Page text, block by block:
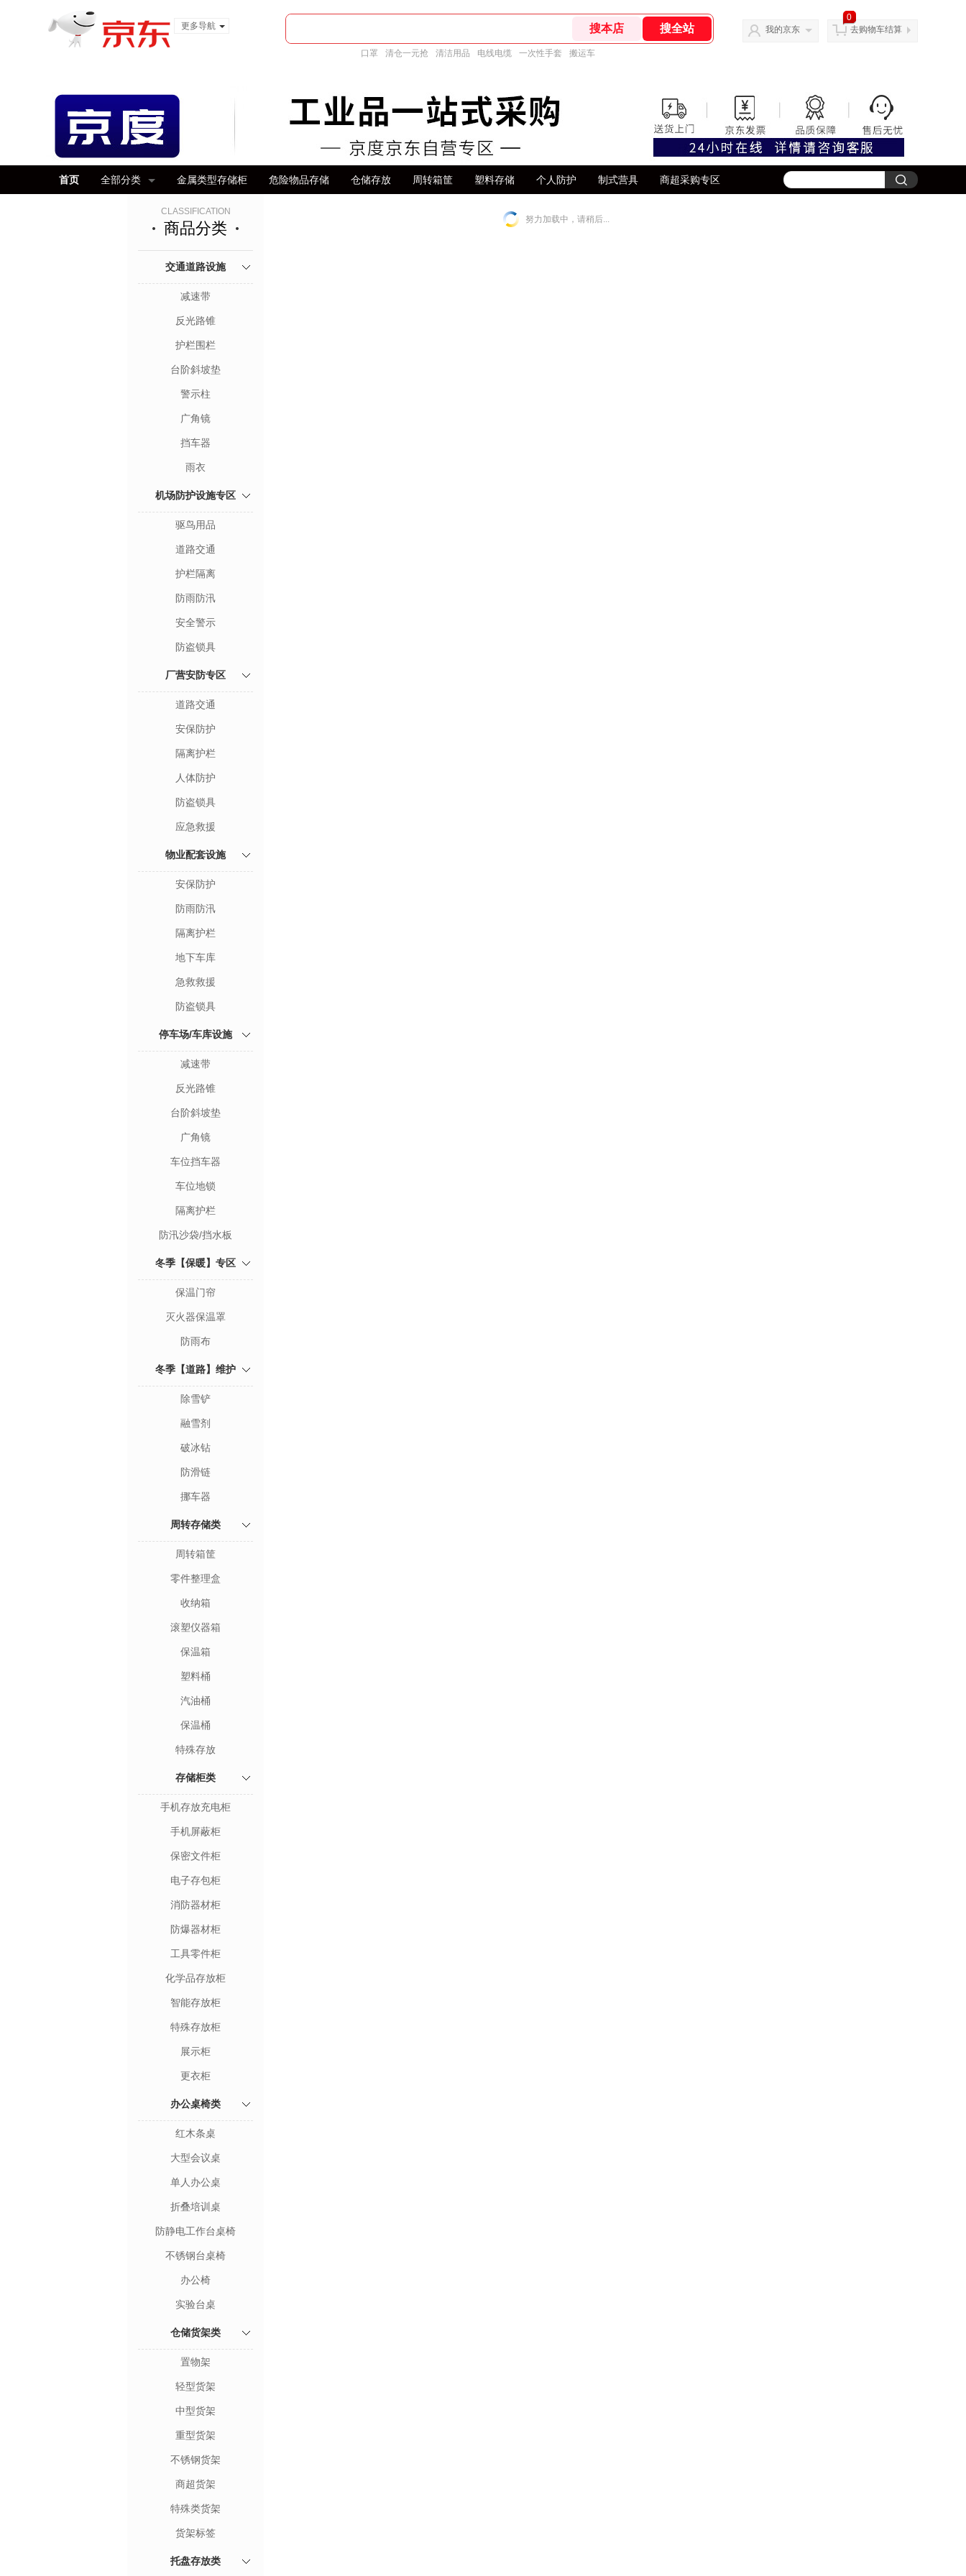
更多导航
口罩 清仓一元抢 清洁用品 电线电缆 一次性手套 搬运车
我的京东
0
去购物车结算
首页 全部分类 金属类型存储柜 危险物品存储 仓储存放 周转箱筐 塑料存储 个人防护 制式营具 商超采购专区
CLASSIFICATION
商品分类
交通道路设施
减速带
反光路锥
护栏围栏
台阶斜坡垫
警示柱
广角镜
挡车器
雨衣
机场防护设施专区
驱鸟用品
道路交通
护栏隔离
防雨防汛
安全警示
防盗锁具
厂营安防专区
道路交通
安保防护
隔离护栏
人体防护
防盗锁具
应急救援
物业配套设施
安保防护
防雨防汛
隔离护栏
地下车库
急救救援
防盗锁具
停车场/车库设施
减速带
反光路锥
台阶斜坡垫
广角镜
车位挡车器
车位地锁
隔离护栏
防汛沙袋/挡水板
冬季【保暖】专区
保温门帘
灭火器保温罩
防雨布
冬季【道路】维护
除雪铲
融雪剂
破冰钻
防滑链
挪车器
周转存储类
周转箱筐
零件整理盒
收纳箱
滚塑仪器箱
保温箱
塑料桶
汽油桶
保温桶
特殊存放
存储柜类
手机存放充电柜
手机屏蔽柜
保密文件柜
电子存包柜
消防器材柜
防爆器材柜
工具零件柜
化学品存放柜
智能存放柜
特殊存放柜
展示柜
更衣柜
办公桌椅类
红木条桌
大型会议桌
单人办公桌
折叠培训桌
防静电工作台桌椅
不锈钢台桌椅
办公椅
实验台桌
仓储货架类
置物架
轻型货架
中型货架
重型货架
不锈钢货架
商超货架
特殊类货架
货架标签
托盘存放类
努力加载中，请稍后...